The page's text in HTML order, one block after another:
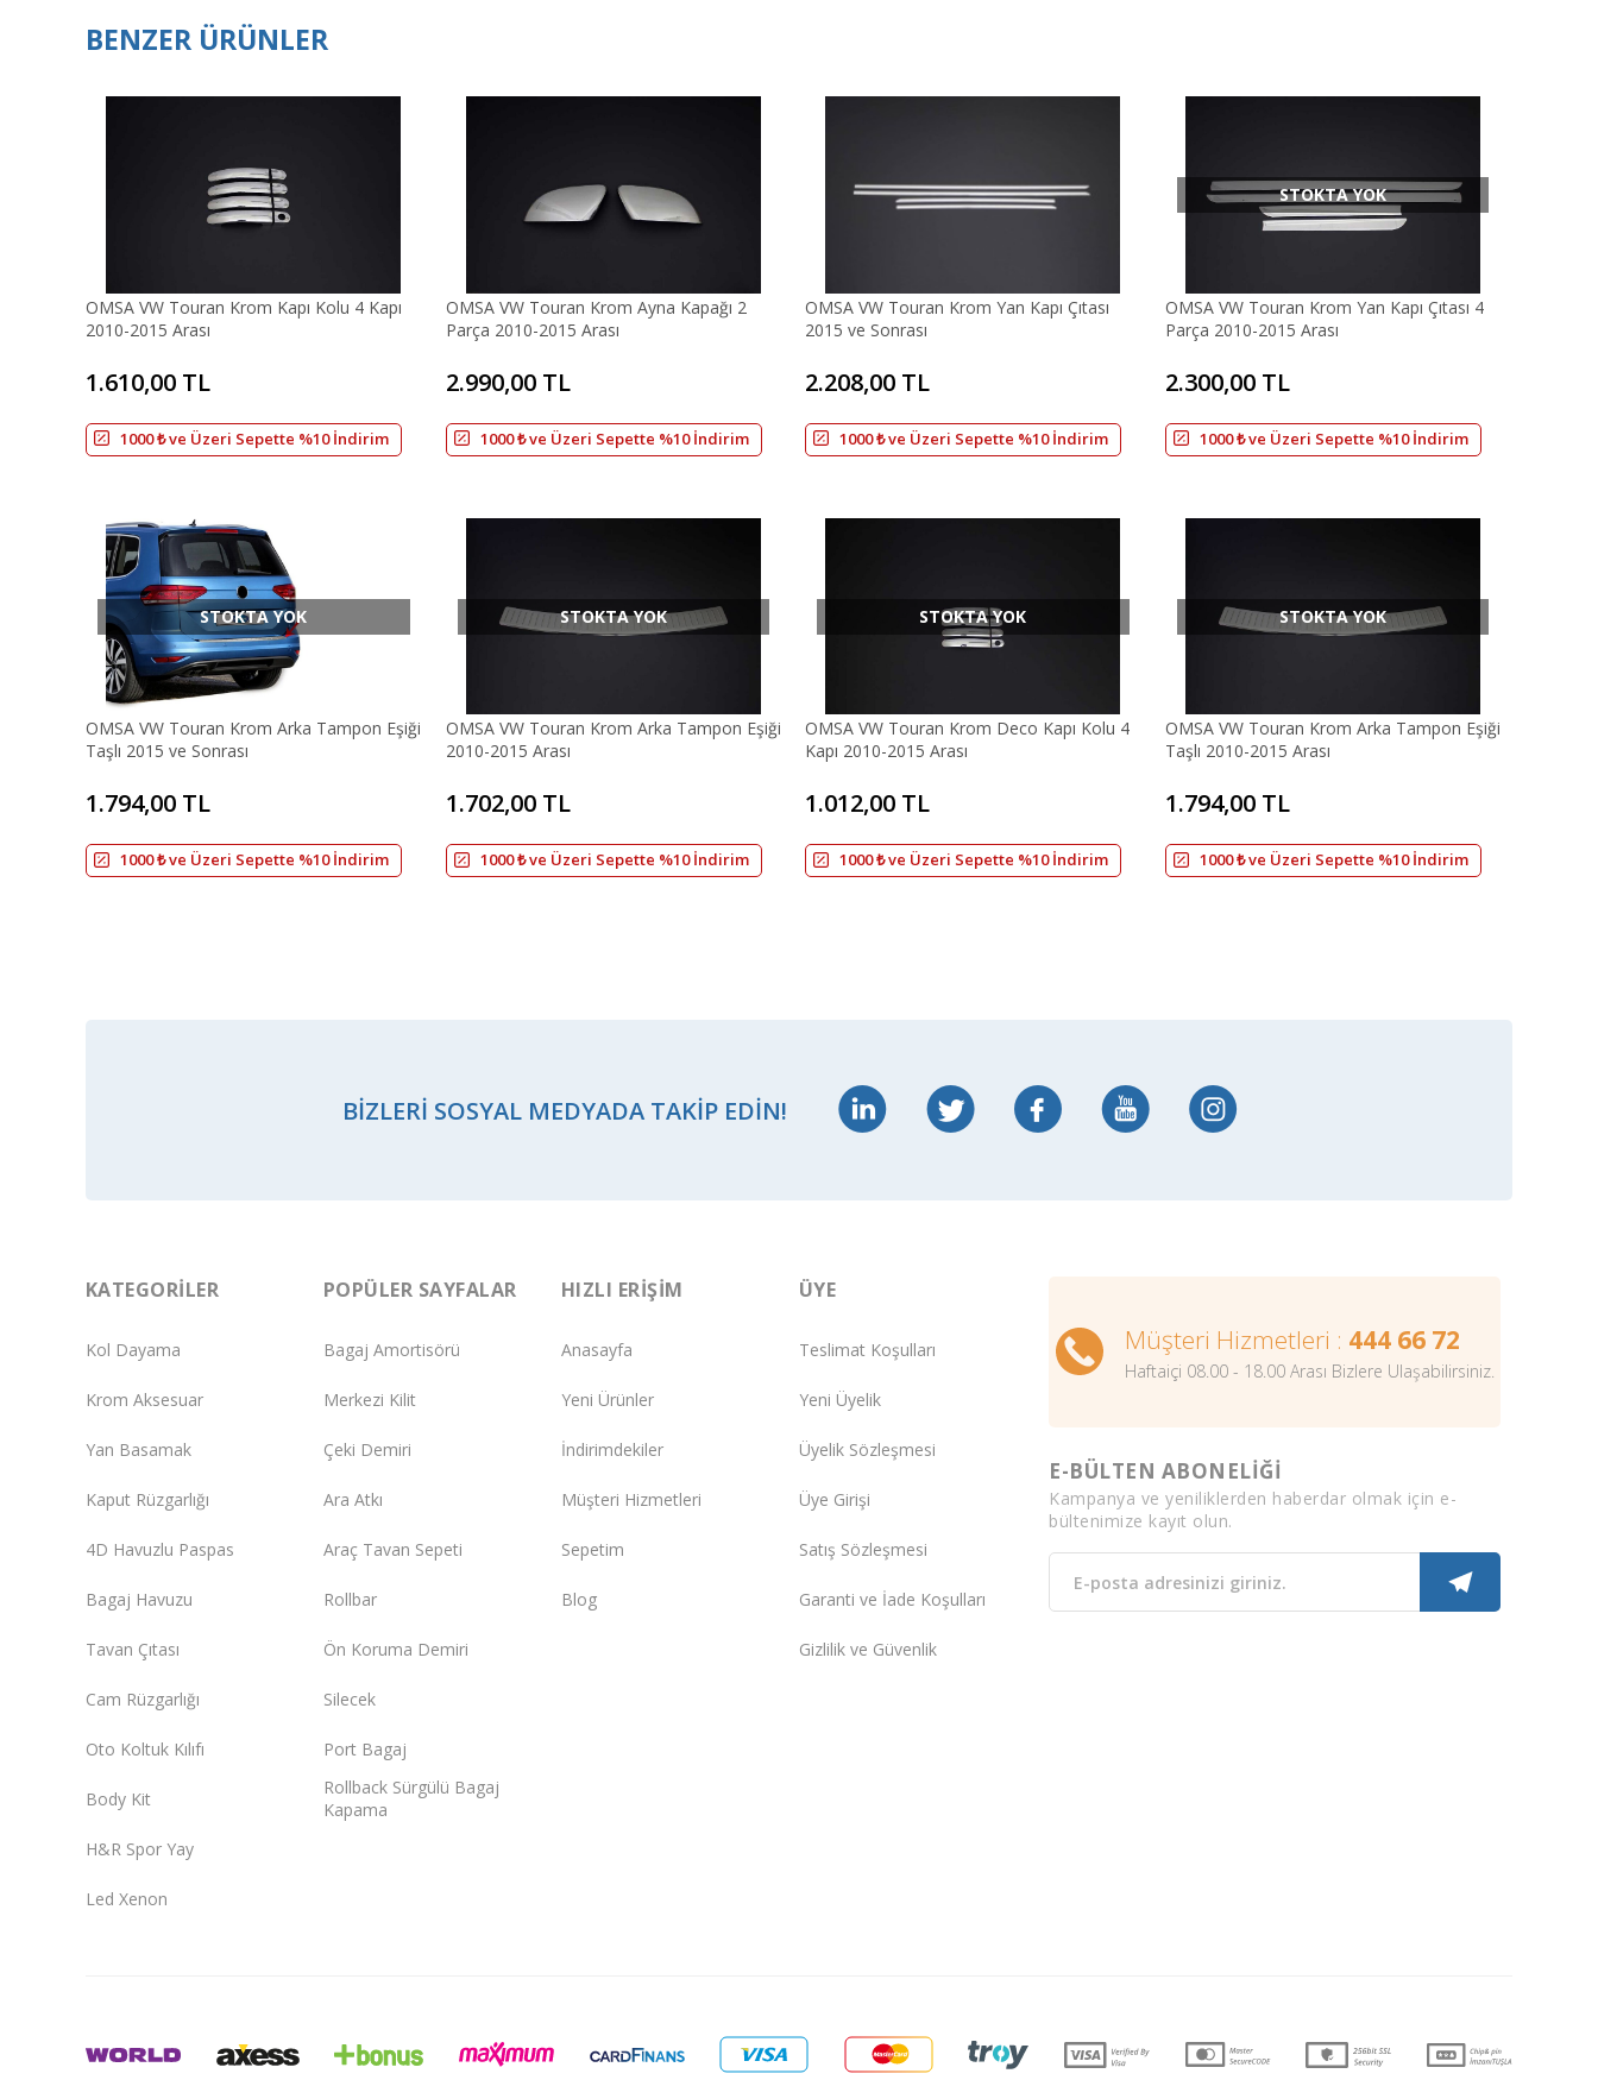
BENZER ÜRÜNLER
OMSA VW Touran Krom Kapı Kolu 4 Kapı
2010-2015 Arası
1.610,00 TL
1000 ₺ ve Üzeri Sepette %10 İndirim
OMSA VW Touran Krom Ayna Kapağı 2
Parça 2010-2015 Arası
2.990,00 TL
1000 ₺ ve Üzeri Sepette %10 İndirim
OMSA VW Touran Krom Yan Kapı Çıtası
2015 ve Sonrası
2.208,00 TL
1000 ₺ ve Üzeri Sepette %10 İndirim
STOKTA YOK
OMSA VW Touran Krom Yan Kapı Çıtası 4
Parça 2010-2015 Arası
2.300,00 TL
1000 ₺ ve Üzeri Sepette %10 İndirim
STOKTA YOK
OMSA VW Touran Krom Arka Tampon Eşiği
Taşlı 2015 ve Sonrası
1.794,00 TL
1000 ₺ ve Üzeri Sepette %10 İndirim
STOKTA YOK
OMSA VW Touran Krom Arka Tampon Eşiği
2010-2015 Arası
1.702,00 TL
1000 ₺ ve Üzeri Sepette %10 İndirim
STOKTA YOK
OMSA VW Touran Krom Deco Kapı Kolu 4
Kapı 2010-2015 Arası
1.012,00 TL
1000 ₺ ve Üzeri Sepette %10 İndirim
STOKTA YOK
OMSA VW Touran Krom Arka Tampon Eşiği
Taşlı 2010-2015 Arası
1.794,00 TL
1000 ₺ ve Üzeri Sepette %10 İndirim
BIZLERI SOSYAL MEDYADA TAKIP EDIN!
KATEGORILER
Kol Dayama
Krom Aksesuar
Yan Basamak
Kaput Rüzgarlığı
4D Havuzlu Paspas
Bagaj Havuzu
Tavan Çıtası
Cam Rüzgarlığı
Oto Koltuk Kılıfı
Body Kit
H&R Spor Yay
Led Xenon
POPÜLER SAYFALAR
Bagaj Amortisörü
Merkezi Kilit
Çeki Demiri
Ara Atkı
Araç Tavan Sepeti
Rollbar
Ön Koruma Demiri
Silecek
Port Bagaj
Rollback Sürgülü Bagaj
Kapama
HIZLI ERIŞIM
Anasayfa
Yeni Ürünler
İndirimdekiler
Müşteri Hizmetleri
Sepetim
Blog
ÜYE
Teslimat Koşulları
Yeni Üyelik
Üyelik Sözleşmesi
Üye Girişi
Satış Sözleşmesi
Garanti ve İade Koşulları
Gizlilik ve Güvenlik
Müşteri Hizmetleri : 444 66 72
Haftaiçi 08.00 - 18.00 Arası Bizlere Ulaşabilirsiniz.
E-BÜLTEN ABONELİĞİ
Kampanya ve yeniliklerden haberdar olmak için e-
bültenimize kayıt olun.